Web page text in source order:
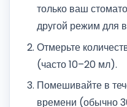
только ваш
другой режим для
Отмерьте
(часто 10–20 мл).
Помешивайте в
времени (обычно